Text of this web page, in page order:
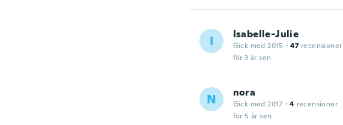
I Isabelle-Julie
Gick med 2015 · 47 recensioner
för 3 år sen
N nora
Gick med 2017 · 4 recensioner
för 5 år sen